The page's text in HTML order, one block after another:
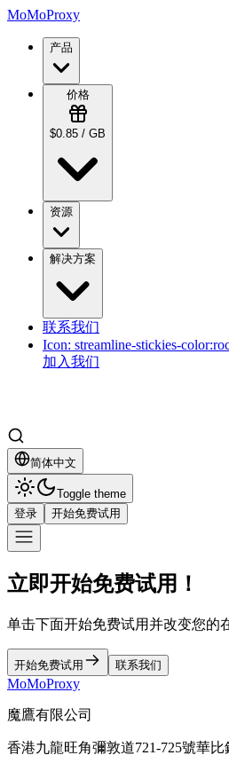
MoMoProxy
产品
价格
$0.85 / GB
资源
解决方案
联系我们
Icon: streamline-stickies-
加入我们
简体中文
Toggle theme
登录
开始免费试用
立即开始免费试用！
单击下面开始免费试用并改变您的
开始免费试用 联系我们
MoMoProxy
魔鷹有限公司
香港九龍旺角彌敦道721-725號華